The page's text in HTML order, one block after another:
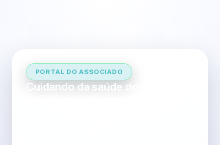
PORTAL DO ASSOCIADO
Cuidando da saúde do